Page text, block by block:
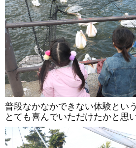
普段なかなかできない体験とい
とても喜んでいただけたかと思